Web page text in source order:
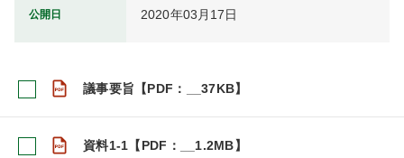
公開日 2020年03月17日
議事要旨【PDF：__37KB】
資料1-1【PDF：__1.2MB】